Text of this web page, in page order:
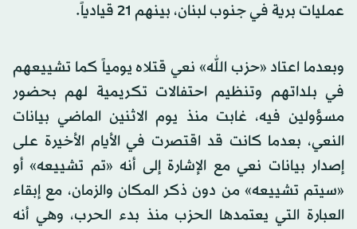
عمليات برية في جنوب لبنان، بينهم 21 قيادياً.
وبعدما اعتاد «حزب الله» نعي قتلاه يومياً كما تشييعهم
في بلداتهم وتنظيم احتفالات تكريمية لهم بحضور
مسؤولين فيه، غابت منذ يوم الاثنين الماضي بيانات
النعي، بعدما كانت قد اقتصرت في الأيام الأخيرة على
إصدار بيانات نعي مع الإشارة إلى أنه «تم تشييعه» أو
«سيتم تشييعه» من دون ذكر المكان والزمان، مع إبقاء
العبارة التي يعتمدها الحزب منذ بدء الحرب، وهي أنه